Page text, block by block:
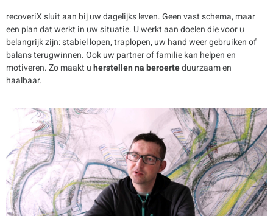
recoveriX sluit aan bij uw dagelijks leven. Geen vast schema, maar
een plan dat werkt in uw situatie. U werkt aan doelen die voor u
belangrijk zijn: stabiel lopen, traplopen, uw hand weer gebruiken of
balans terugwinnen. Ook uw partner of familie kan helpen en
motiveren. Zo maakt uherstellen na beroerteduurzaam en
haalbaar.